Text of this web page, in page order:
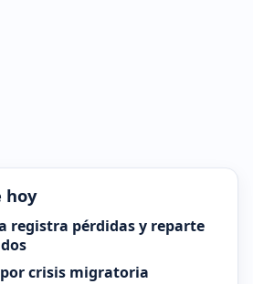
hoy
registra pérdidas y reparte
crisis migratoria